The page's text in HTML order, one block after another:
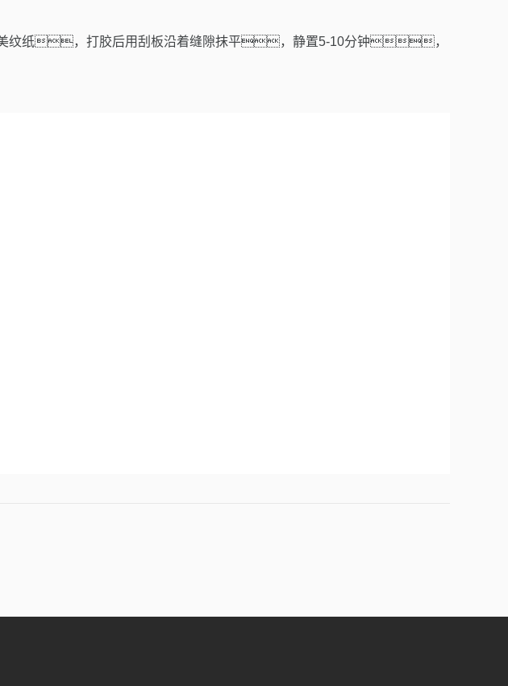
纹纸，打胶后用刮板沿着缝隙抹平，静置5-10分钟，